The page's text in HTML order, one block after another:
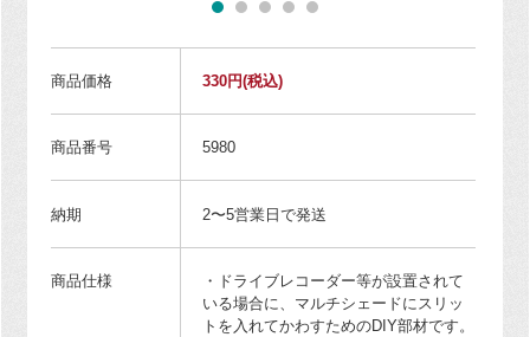
商品価格 330円(税込)
商品番号 5980
納期 2〜5営業日で発送
商品仕様
・ドライブレコーダー等が設置されて
いる場合に、マルチシェードにスリッ
トを入れてかわすためのDIY部材です。